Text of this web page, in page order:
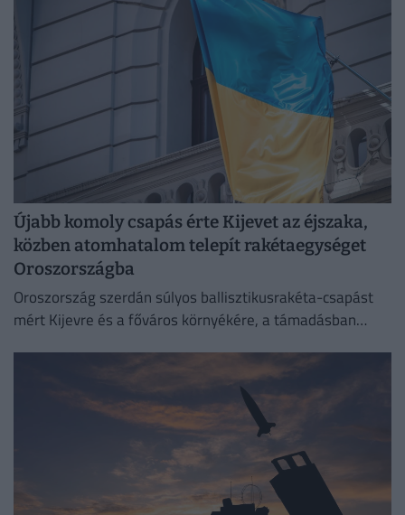
Újabb komoly csapás érte Kijevet az éjszaka,
közben atomhatalom telepít rakétaegységet
Oroszországba
Oroszország szerdán súlyos ballisztikusrakéta-csapást
mért Kijevre és a főváros környékére, a támadásban